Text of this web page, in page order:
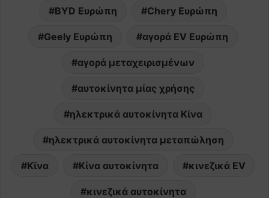
BYD Ευρώπη Chery Ευρώπη
Geely Ευρώπη αγορά EV Ευρώπη
αγορά μεταχειρισμένων
αυτοκίνητα μίας χρήσης
ηλεκτρικά αυτοκίνητα Κίνα
ηλεκτρικά αυτοκίνητα μεταπώληση
Κϊνα Κίνα αυτοκίνητα κινεζικά EV
κινεζικά αυτοκίνητα